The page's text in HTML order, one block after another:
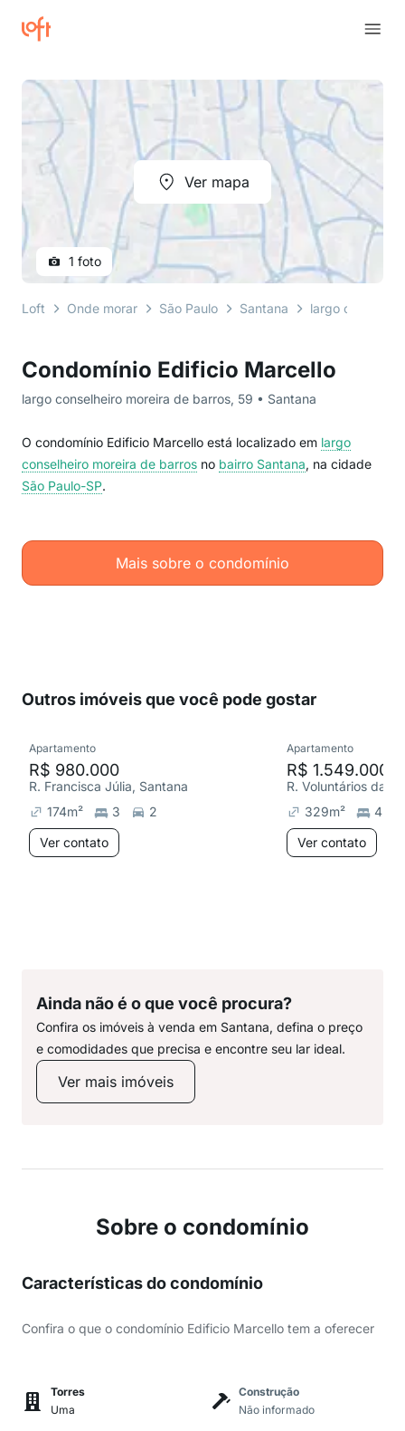
Condomínio Edificio Marcello
largo conselheiro moreira de barros, 59 • Santana
O condomínio Edificio Marcello está localizado em largo
conselheiro moreira de barros no bairro Santana, na cidade
São Paulo-SP.
Mais sobre o condomínio
Ver mapa
1 foto
Loft Onde morar São Paulo Santana largo
Outros imóveis que você pode gostar
Apartamento
R$ 980.000
R. Francisca Júlia, Santana
174m² 3
2
Ver contato
Apartamento
R$ 1.549.000
R. Voluntários da
329m²
4
Ver contato
Ainda não é o que você procura?
Confira os imóveis à venda em Santana, defina o preço
e comodidades que precisa e encontre seu lar ideal.
Ver mais imóveis
Sobre o condomínio
Características do condomínio
Confira o que o condomínio Edificio Marcello tem a oferecer
Torres
Uma
Construção
Não informado